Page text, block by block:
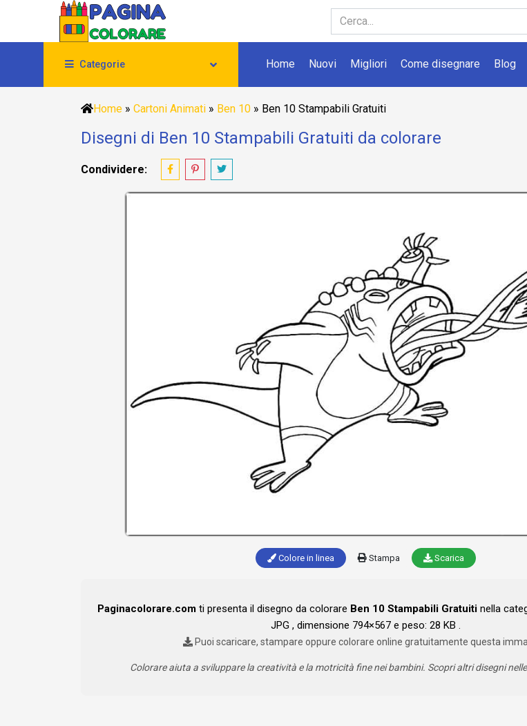
Categorie Home Nuovi Migliori Come disegnare Blog
Home » Cartoni Animati » Ben 10 » Ben 10 Stampabili Gratuiti
Disegni di Ben 10 Stampabili Gratuiti da colorare
Condividere:
Colore in linea Stampa Scarica
Paginacolorare.comti presenta il disegno da colorare Ben 10 Stampabili Gratuitinella
JPG , dimensione 794×567 e peso: 28 KB .
Puoi scaricare, stampare oppure colorare online gratuitamente questa
Colorare aiuta a sviluppare la creatività e la motricità fine nei bambini. Scopri altri disegni